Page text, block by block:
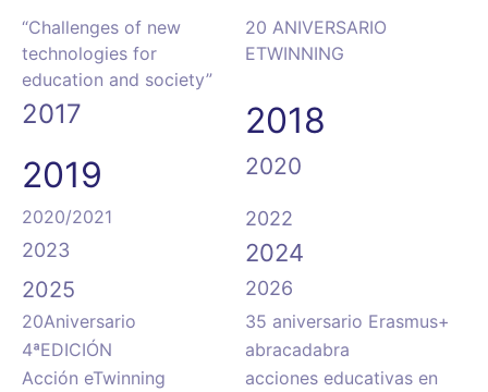
“Challenges of new
technologies for
education and society”
20 ANIVERSARIO
ETWINNING
2017
2018
2019
2020
2020/2021
2022
2023
2024
2025 2026
20Aniversario
35 aniversario Erasmus+
4ªEDICIÓN
abracadabra
Acción eTwinning
acciones educativas en